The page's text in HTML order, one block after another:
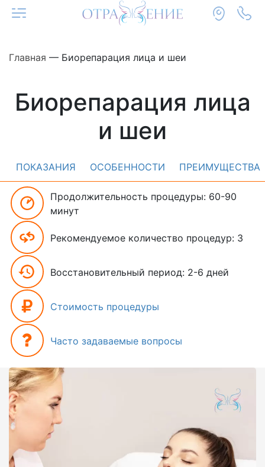
Главная — Биорепарация лица и шеи
Биорепарация лица
и шеи
ПОКАЗАНИЯ ОСОБЕННОСТИ ПРЕИМУЩЕСТВА
Продолжительность процедуры: 60-90
минут
Рекомендуемое количество процедур: 3
Восстановительный период: 2-6 дней
Стоимость процедуры
Часто задаваемые вопросы